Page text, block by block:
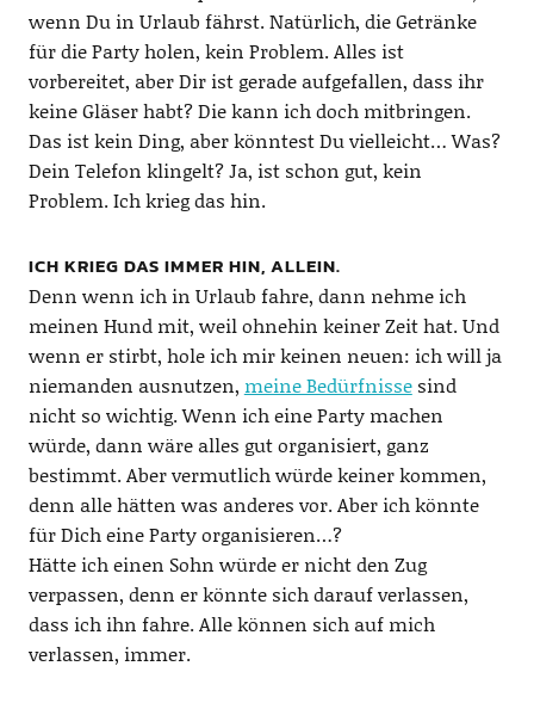
wenn Du in Urlaub fährst. Natürlich, die Getränke
für die Party holen, kein Problem. Alles ist
vorbereitet, aber Dir ist gerade aufgefallen, dass ihr
keine Gläser habt? Die kann ich doch mitbringen.
Das ist kein Ding, aber könntest Du vielleicht… Was?
Dein Telefon klingelt? Ja, ist schon gut, kein
Problem. Ich krieg das hin.
ICH KRIEG DAS IMMER HIN, ALLEIN.
Denn wenn ich in Urlaub fahre, dann nehme ich
meinen Hund mit, weil ohnehin keiner Zeit hat. Und
wenn er stirbt, hole ich mir keinen neuen: ich will ja
niemanden ausnutzen, meine Bedürfnissesind
nicht so wichtig. Wenn ich eine Party machen
würde, dann wäre alles gut organisiert, ganz
bestimmt. Aber vermutlich würde keiner kommen,
denn alle hätten was anderes vor. Aber ich könnte
für Dich eine Party organisieren…?
Hätte ich einen Sohn würde er nicht den Zug
verpassen, denn er könnte sich darauf verlassen,
dass ich ihn fahre. Alle können sich auf mich
verlassen, immer.